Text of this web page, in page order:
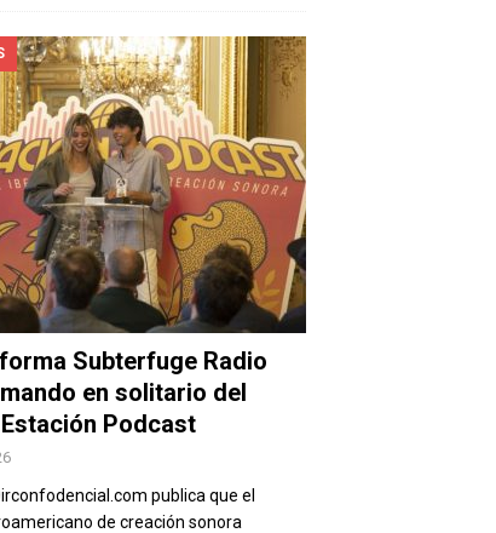
Subterfuge Radio
en solitario del
Podcast
publica que el
de creación sonora